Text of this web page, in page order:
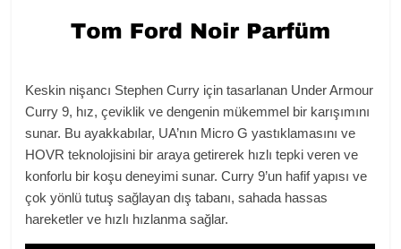
Keskin nişancı Stephen Curry için tasarlanan Under Armour
Curry 9, hız, çeviklik ve dengenin mükemmel bir karışımını
sunar. Bu ayakkabılar, UA’nın Micro G yastıklamasını ve
HOVR teknolojisini bir araya getirerek hızlı tepki veren ve
konforlu bir koşu deneyimi sunar. Curry 9’un hafif yapısı ve
çok yönlü tutuş sağlayan dış tabanı, sahada hassas
hareketler ve hızlı hızlanma sağlar.